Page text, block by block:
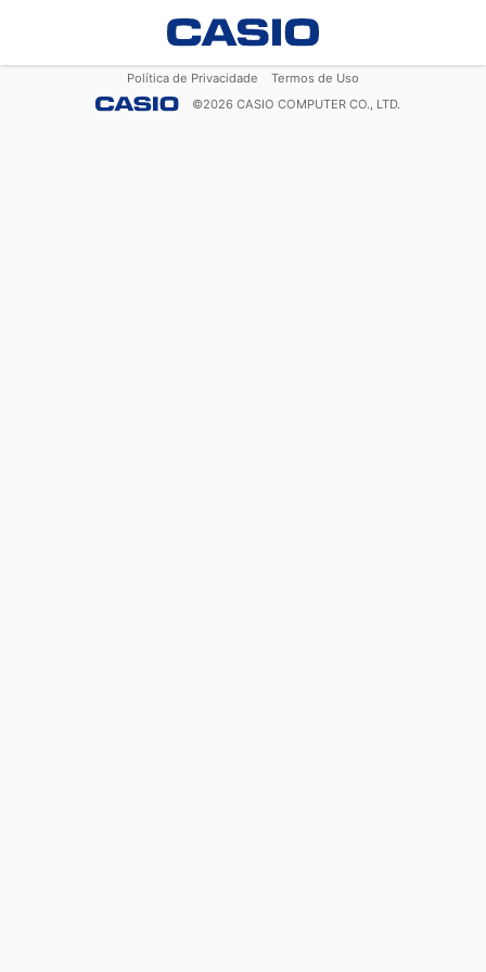
Política de Privacidade
Termos de Uso
©2026 CASIO COMPUTER CO., LTD.